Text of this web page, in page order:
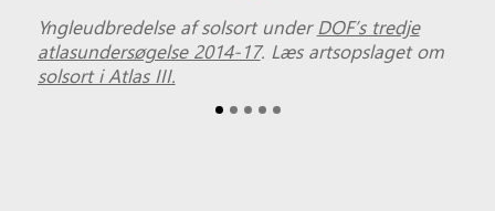
Yngleudbredelse af solsort under DOF’s tredje
atlasundersøgelse 2014-17. Læs artsopslaget om
solsort i Atlas III.